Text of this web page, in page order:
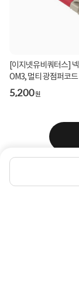
[이지넷유비쿼터스]
OM3, 멀티 광점퍼코
LL305MM-10G]
5,200원